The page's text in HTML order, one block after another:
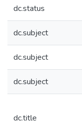
dc.status
dc.subject
dc.subject
dc.subject
dc.title